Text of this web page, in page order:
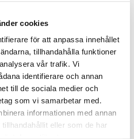
cookies
för att anpassa innehållet
tillhandahålla funktioner
vår trafik. Vi
identifierare och annan
till de sociala medier och
som vi samarbetar med.
informationen med annan
eller som de har